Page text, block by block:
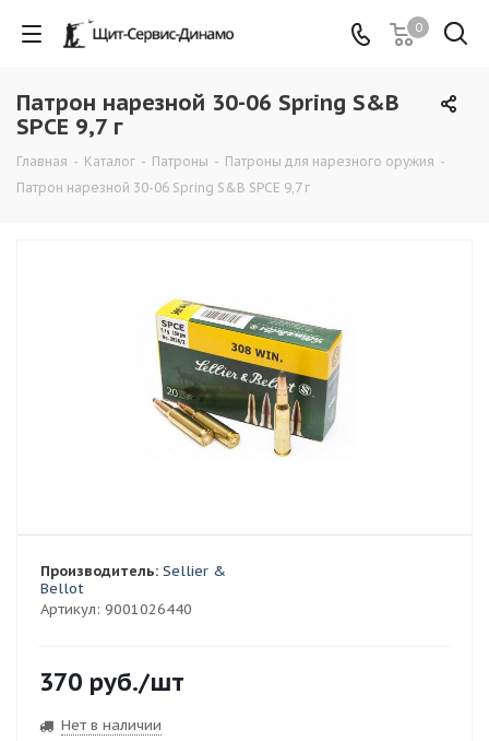
0
Патрон нарезной 30-06 Spring S&B
SPCE 9,7 г
Главная - Каталог - Патроны - Патроны для нарезного оружия -
Патрон нарезной 30-06 Spring S&B SPCE 9,7 г
Артикул: 9001026440
Производитель: Sellier &
Bellot
370 руб./шт
Нет в наличии